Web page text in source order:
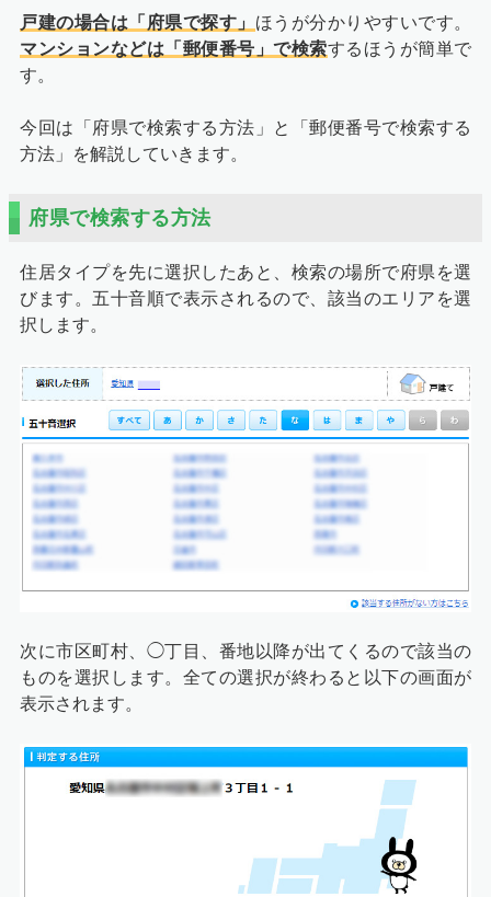
戸建の場合は「府県で探す」 ほうが分かりやすいです。
マンションなどは「郵便番号」で検索するほうが簡単で
す。
今回は「府県で検索する方法」と「郵便番号で検索する
方法」を解説していきます。
府県で検索する方法
住居タイプを先に選択したあと、検索の場所で府県を選
びます。五十音順で表示されるので、該当のエリアを選
択します。
次に市区町村、◯丁目、番地以降が出てくるので該当の
ものを選択します。全ての選択が終わると以下の画面が
表示されます。